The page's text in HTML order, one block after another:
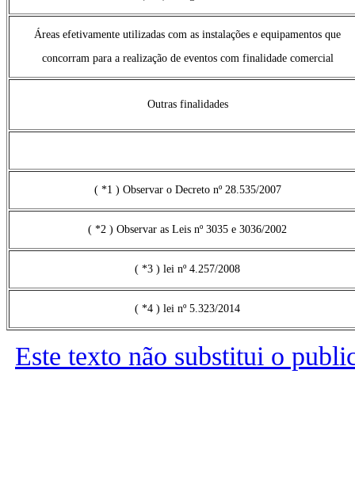
Áreas efetivamente utilizadas com as instalações e equipamentos que
concorram para a realização de eventos com finalidade comercial
Outras finalidades
( *1 ) Observar o Decreto nº 28.535/2007
( *2 ) Observar as Leis nº 3035 e 3036/2002
( *3 ) lei nº 4.257/2008
( *4 ) lei nº 5.323/2014
Este texto não substitui o